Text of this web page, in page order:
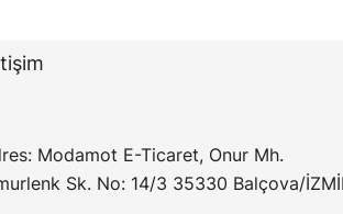
Modamot E-Ticaret, Onur Mh.
Sk. No: 14/3 35330 Balçova/